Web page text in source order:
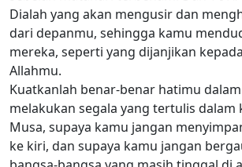
Dialah yang akan mengusir dan
dari depanmu, sehingga kamu
mereka, seperti yang dijanjikan
Allahmu.
Kuatkanlah benar-benar hatimu
melakukan segala yang tertulis dalam
Musa, supaya kamu jangan
ke kiri, dan supaya kamu jangan